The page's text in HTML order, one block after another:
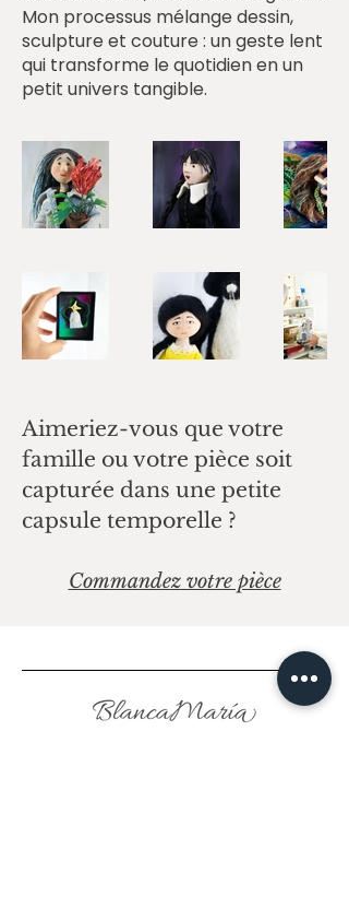
Mon processus mélange dessin,
sculpture et couture : un geste lent
qui transforme le quotidien en un
petit univers tangible.
Aimeriez-vous que votre
famille ou votre pièce soit
capturée dans une petite
capsule temporelle ?
Commandez votre pièce